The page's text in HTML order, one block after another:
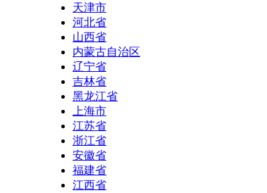
天津市
河北省
山西省
内蒙古自治区
辽宁省
吉林省
黑龙江省
上海市
江苏省
浙江省
安徽省
福建省
江西省